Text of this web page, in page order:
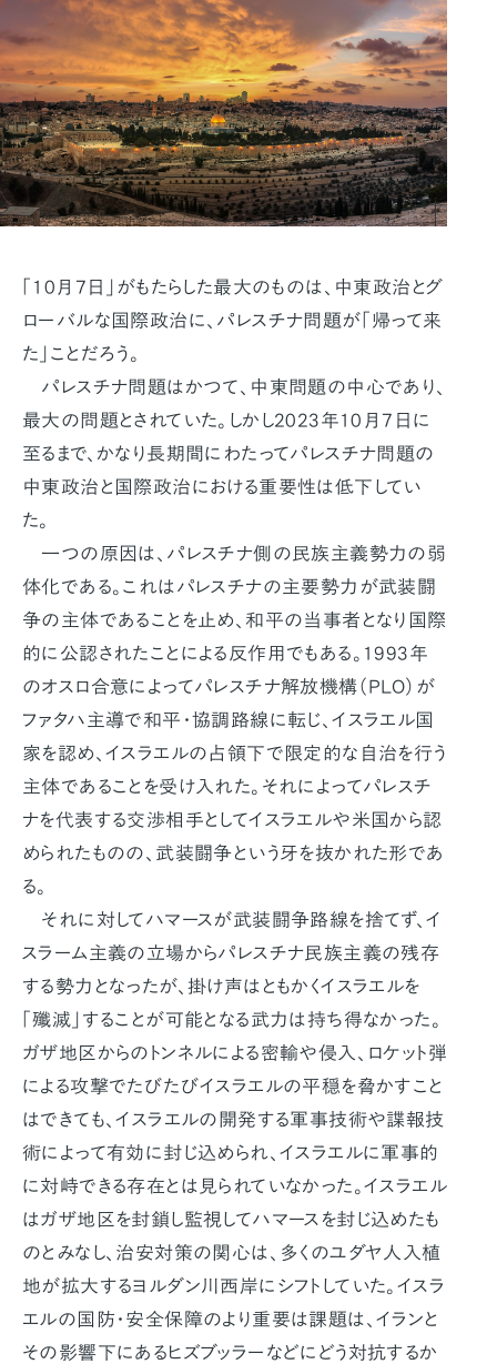
「10月7日」がもたらした最大のものは、中東政治とグ
ローバルな国際政治に、パレスチナ問題が「帰って来
た」ことだろう。
パレスチナ問題はかつて、中東問題の中心であり、
最大の問題とされていた。しかし2023年10月7日に
至るまで、かなり長期間にわたってパレスチナ問題の
中東政治と国際政治における重要性は低下してい
た。
一つの原因は、パレスチナ側の民族主義勢力の弱
体化である。これはパレスチナの主要勢力が武装闘
争の主体であることを止め、和平の当事者となり国際
的に公認されたことによる反作用でもある。1993年
のオスロ合意によってパレスチナ解放機構（PLO）が
ファタハ主導で和平・協調路線に転じ、イスラエル国
家を認め、イスラエルの占領下で限定的な自治を行う
主体であることを受け入れた。それによってパレスチ
ナを代表する交渉相手としてイスラエルや米国から認
められたものの、武装闘争という牙を抜かれた形であ
る。
それに対してハマースが武装闘争路線を捨てず、イ
スラーム主義の立場からパレスチナ民族主義の残存
する勢力となったが、掛け声はともかくイスラエルを
「殲滅」することが可能となる武力は持ち得なかった。
ガザ地区からのトンネルによる密輸や侵入、ロケット弾
による攻撃でたびたびイスラエルの平穏を脅かすこと
はできても、イスラエルの開発する軍事技術や諜報技
術によって有効に封じ込められ、イスラエルに軍事的
に対峙できる存在とは見られていなかった。イスラエル
はガザ地区を封鎖し監視してハマースを封じ込めたも
のとみなし、治安対策の関心は、多くのユダヤ人入植
地が拡大するヨルダン川西岸にシフトしていた。イスラ
エルの国防・安全保障のより重要は課題は、イランと
その影響下にあるヒズブッラーなどにどう対抗するか